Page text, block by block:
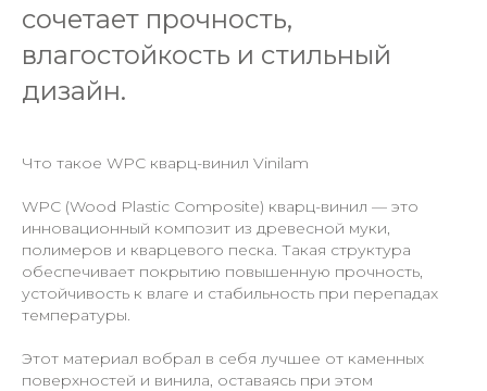
сочетает прочность,
влагостойкость и стильный
дизайн.
Что такое WPC кварц-винил Vinilam
WPC (Wood Plastic Composite) кварц-винил — это
инновационный композит из древесной муки,
полимеров и кварцевого песка. Такая структура
обеспечивает покрытию повышенную прочность,
устойчивость к влаге и стабильность при перепадах
температуры.
Этот материал вобрал в себя лучшее от каменных
поверхностей и винила, оставаясь при этом